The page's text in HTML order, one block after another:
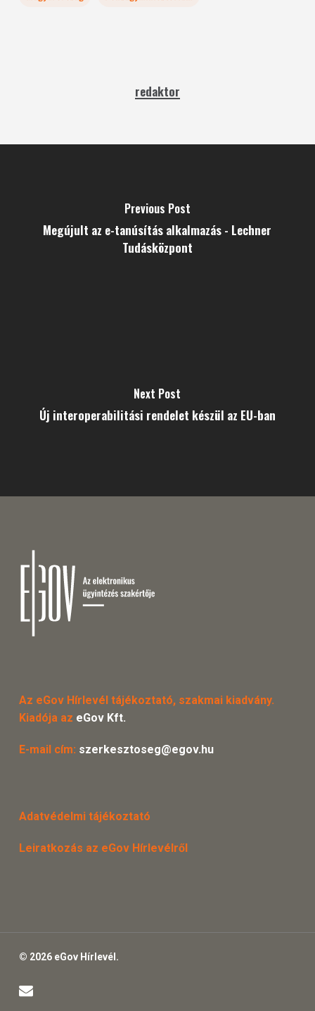
redaktor
Previous Post
Megújult az e-tanúsítás alkalmazás - Lechner
Tudásközpont
Next Post
Új interoperabilitási rendelet készül az EU-ban
Az eGov Hírlevél tájékoztató, szakmai kiadvány.
Kiadója az eGov Kft.
E-mail cím: szerkesztoseg@egov.hu
Adatvédelmi tájékoztató
Leiratkozás az eGov Hírlevélről
© 2026 eGov Hírlevél.
email